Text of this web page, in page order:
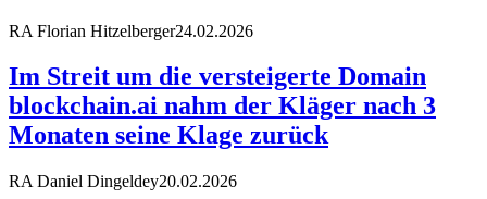
RA Florian Hitzelberger24.02.2026
Im Streit um die versteigerte Domain
blockchain.ai nahm der Kläger nach 3
Monaten seine Klage zurück
RA Daniel Dingeldey20.02.2026